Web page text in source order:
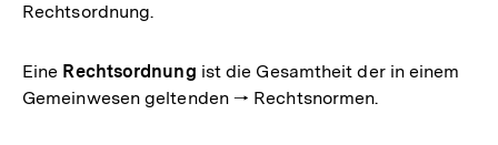
Rechtsordnung.
Eine Rechtsordnung ist die Gesamtheit der in einem
Gemeinwesen geltenden 🠒 Rechtsnormen.